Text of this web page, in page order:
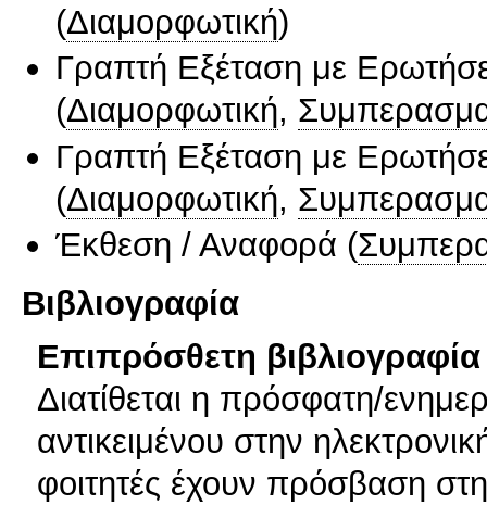
(Διαμορφωτική)
Γραπτή Εξέταση με
(Διαμορφωτική,
Γραπτή Εξέταση με
(Διαμορφωτική,
Έκθεση / Αναφορά (
Βιβλιογραφία
Επιπρόσθετη βιβλιογραφία
Διατίθεται η πρόσφατη/
αντικειμένου στην
φοιτητές έχουν πρόσβαση